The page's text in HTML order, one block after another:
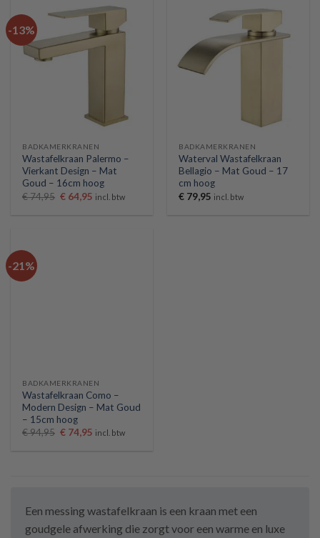
-13%
BADKAMERKRANEN
Wastafelkraan Palermo –
Vierkant Design – Mat
Goud – 16cm hoog
€74,95 Oorspronkelijke
€ 64,95 Huidige
incl. btw
BADKAMERKRANEN
Waterval Wastafelkraan
Bellagio – Mat Goud – 17
cm hoog
€ 79,95 incl. btw
-21%
BADKAMERKRANEN
Wastafelkraan Como –
Modern Design – Mat Goud
– 15cm hoog
€94,95 Oorspronkelijke
€ 74,95 Huidige
incl. btw
Een messing wastafelkraan is een kraan met een
goudgele afwerking die zorgt voor een warme en luxe